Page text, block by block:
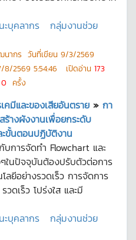
บุคลากร
กลุ่มงานช่วย
นากร วันที่เขียน 9/3/2569
8/2569 5:54:46 เปิดอ่าน 173
0 ครั้ง
คมีและของเสียอันตราย » กา
างผังงานเพื่อยกระดับ
ขั้นตอนปฏิบัติงาน
การจัดทำ Flowchart และ
ในปัจจุบันต้องปรับตัวต่อการ
ลยีอย่างรวดเร็ว การจัดการ
ดเร็ว โปร่งใส และมี
บุคลากร
กลุ่มงานช่วย